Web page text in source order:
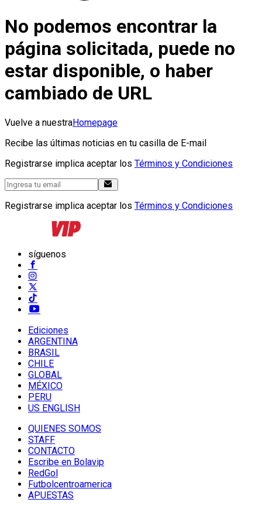
No podemos encontrar la
página solicitada, puede no
estar disponible, o haber
cambiado de URL
Vuelve a nuestraHomepage
Recibe las últimas noticias en tu casilla de E-mail
Registrarse implica aceptar los Términos y Condiciones
Registrarse implica aceptar los Términos y Condiciones
síguenos
Ediciones
ARGENTINA
BRASIL
CHILE
GLOBAL
MÉXICO
PERU
US ENGLISH
QUIENES SOMOS
STAFF
CONTACTO
Escribe en Bolavip
RedGol
Futbolcentroamerica
APUESTAS